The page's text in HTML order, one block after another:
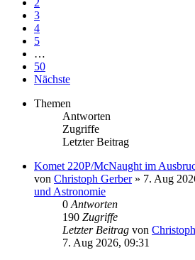
2
3
4
5
…
50
Nächste
Themen
Antworten
Zugriffe
Letzter Beitrag
Komet 220P/McNaught im
von Christoph Gerber» 7. Aug
und Astronomie
0 Antworten
190 Zugriffe
Letzter Beitrag von
7. Aug 2026, 09:31